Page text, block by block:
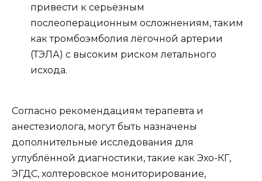
привести к серьёзным
послеоперационным осложнениям, таким
как тромбоэмболия лёгочной артерии
(ТЭЛА) с высоким риском летального
исхода.
Согласно рекомендациям терапевта и
анестезиолога, могут быть назначены
дополнительные исследования для
углублённой диагностики, такие как Эхо-КГ,
ЭГДС, холтеровское мониторирование,